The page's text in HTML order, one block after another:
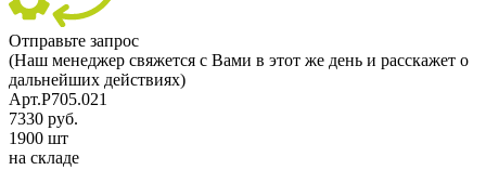
Отправьте запрос
(Наш менеджер свяжется с Вами в этот же день и расскажет о
дальнейших действиях)
Арт.P705.021
7330 руб.
1900 шт
на складе